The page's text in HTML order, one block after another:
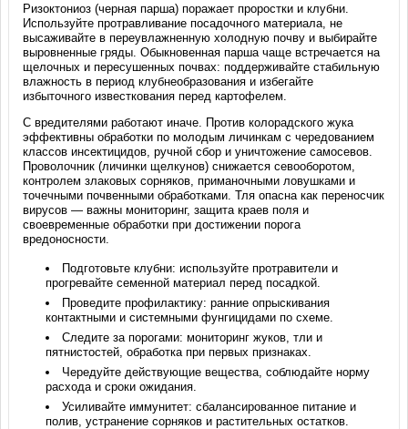
Ризоктониоз (черная парша) поражает проростки и клубни.
Используйте протравливание посадочного материала, не
высаживайте в переувлажненную холодную почву и выбирайте
выровненные гряды. Обыкновенная парша чаще встречается на
щелочных и пересушенных почвах: поддерживайте стабильную
влажность в период клубнеобразования и избегайте
избыточного известкования перед картофелем.
С вредителями работают иначе. Против колорадского жука
эффективны обработки по молодым личинкам с чередованием
классов инсектицидов, ручной сбор и уничтожение самосевов.
Проволочник (личинки щелкунов) снижается севооборотом,
контролем злаковых сорняков, приманочными ловушками и
точечными почвенными обработками. Тля опасна как переносчик
вирусов — важны мониторинг, защита краев поля и
своевременные обработки при достижении порога
вредоносности.
Подготовьте клубни: используйте протравители и
прогревайте семенной материал перед посадкой.
Проведите профилактику: ранние опрыскивания
контактными и системными фунгицидами по схеме.
Следите за порогами: мониторинг жуков, тли и
пятнистостей, обработка при первых признаках.
Чередуйте действующие вещества, соблюдайте норму
расхода и сроки ожидания.
Усиливайте иммунитет: сбалансированное питание и
полив, устранение сорняков и растительных остатков.